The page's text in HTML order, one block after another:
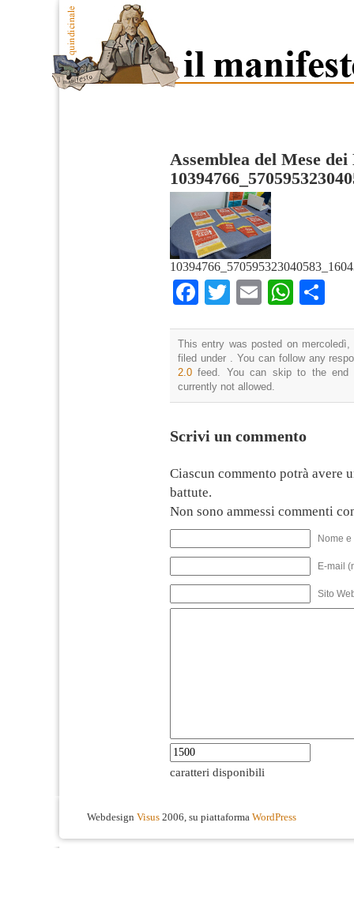
Assemblea del Mese
Facebook
TwitterEmail
This entry was posted on
filed under . You can follow any
2.0 feed. You can skip to the end
currently not allowed.
Scrivi un commento
Ciascun commento potrà avere
battute.
Non sono ammessi commenti
Nome
E-mail
Sito
caratteri disponibili
Webdesign Visus 2006, su piattaforma WordPress